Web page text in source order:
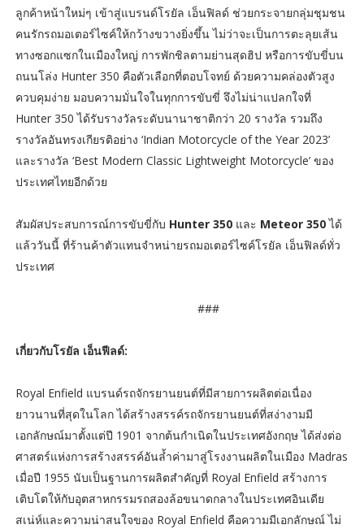
ลูกค้าหน้าใหม่ๆ เข้าสู่แบรนด์โรยัล เอ็นฟิลด์ ช่วยกระจายกลุ่มชุมชน
คนรักรถมอเตอร์ไซค์ให้กว้างขวางยิ่งขึ้น ไม่ว่าจะเป็นการตะลุยเส้น
ทางซอกแซกในเมืองใหญ่ การพักชิลตามย่านสุดฮิป หรือการขับขี่บน
ถนนโล่ง Hunter 350 คือตัวเลือกที่ตอบโจทย์ ด้วยความคล่องตัวสูง
ควบคุมง่าย มอบความมั่นใจในทุกการขับขี่ จึงไม่น่าแปลกใจที่
Hunter 350 ได้รับรางวัลระดับนานาชาติกว่า 20 รางวัล รวมถึง
รางวัลอันทรงเกียรติอย่าง ‘Indian Motorcycle of the Year 2023’
และรางวัล ‘Best Modern Classic Lightweight Motorcycle’ ของ
ประเทศไทยอีกด้วย
สัมผัสประสบการณ์การขับขี่กับ Hunter 350 และ Meteor 350ได้
แล้ววันนี้ ที่ร้านค้าตัวแทนจำหน่ายรถมอเตอร์ไซค์โรยัล เอ็นฟิลด์ทั่ว
ประเทศ
###
เกี่ยวกับโรยัล เอ็นฟีลด์:
Royal Enfield แบรนด์รถจักรยานยนต์ที่มีสายการผลิตต่อเนื่อง
ยาวนานที่สุดในโลก ได้สร้างสรรค์รถจักรยานยนต์ที่สง่างามมี
เอกลักษณ์มาตั้งแต่ปี 1901 จากต้นกำเนิดในประเทศอังกฤษ ได้ส่งต่อ
ศาสตร์แห่งการสร้างสรรค์อันล้ำค่ามาสู่โรงงานผลิตในเมือง Madras
เมื่อปี 1955 นับเป็นฐานการผลิตสำคัญที่ Royal Enfield สร้างการ
เติบโตให้กับอุตสาหกรรมรถสองล้อขนาดกลางในประเทศอินเดีย
สเน่ห์และความน่าสนใจของ Royal Enfield คือความมีเอกลักษณ์ ไม่